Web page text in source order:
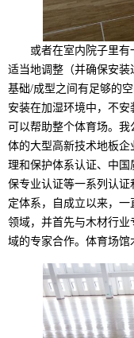
或者在室内院子里有
适当地调整（并确保安
基础/成型之间有足够的
安装在加湿环境中，不
可以帮助整个体育场。
体的大型高新技术地板
理和保护体系认证、中
保专业认证等一系列认
定体系，自成立以来，
领域，并首先与木材行
域的专家合作。体育场馆